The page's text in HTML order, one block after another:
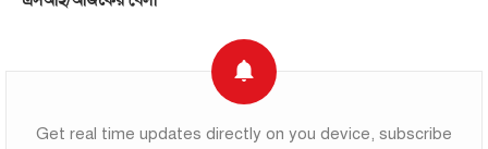
Get real time updates directly on you device, subscribe